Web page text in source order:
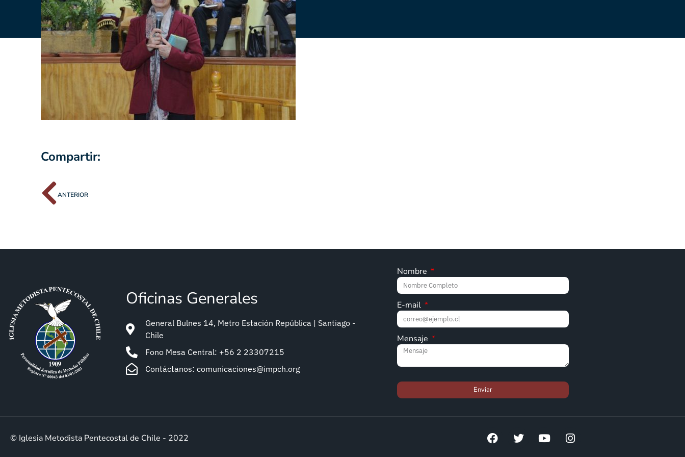
Compartir:
ANTERIOR
Oficinas Generales
General Bulnes 14, Metro Estación República | Santiago -
Chile
Fono Mesa Central: +56 2 23307215
Contáctanos: comunicaciones@impch.org
Nombre
E-mail
Mensaje
Enviar
© Iglesia Metodista Pentecostal de Chile - 2022